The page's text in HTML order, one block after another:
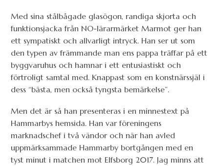
Med sina stålbågade glasögon, randiga skjorta och
funktionsjacka från NO-lärarmärket Marmot ger han
ett sympatiskt och allvarligt intryck. Han ser ut som
den typen av främmande man ens pappa träffar på ett
byggvaruhus och hamnar i ett entusiastiskt och
förtroligt samtal med. Knappast som en konstnärssjäl i
dess “bästa, men också tyngsta bemärkelse”.
Men det är så han presenteras i en minnestext på
Hammarbys hemsida. Han var föreningens
marknadschef i två vändor och när han avled
uppmärksammade Hammarby bortgången med en
tyst minut i matchen mot Elfsborg 2017. Jag minns att